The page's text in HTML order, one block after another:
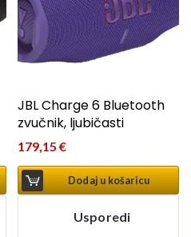
JBL Charge 6 Bluetooth
zvučnik, ljubičasti
179,15€
Dodaj u košaricu
Usporedi